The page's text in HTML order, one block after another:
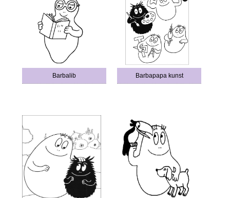
Barbalib Barbapapa kunst